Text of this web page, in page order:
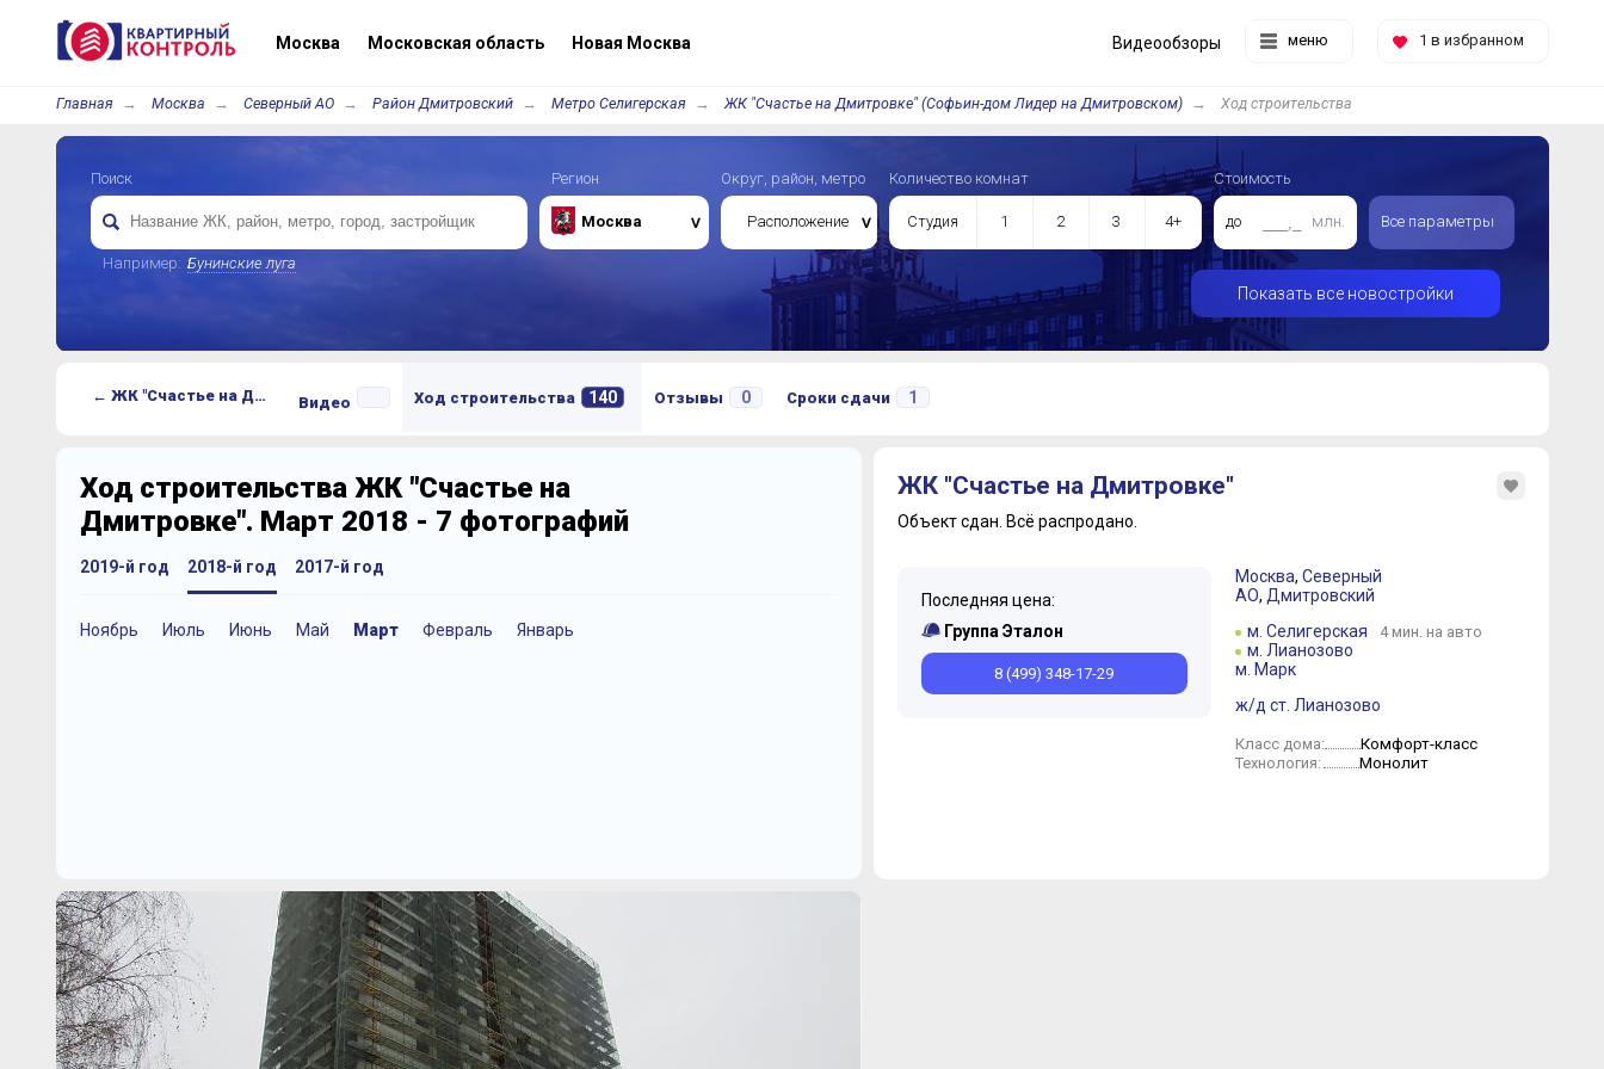
Москва Московская область Новая Москва меню 1 в избранном
Видеообзоры
Главная Москва Северный АО Район Дмитровский Метро Селигерская ЖК "Счастье на Дмитровке" (Софьин-дом Лидер на Дмитровском) Ход строительства
Поиск
Например: Бунинские луга
Регион
Москва
Округ, район, метро
Расположение
Количество комнат
Студия 1 2 3 4+
Стоимость
до млн. Все параметры
Показать все новостройки
← ЖК "Счастье на Дмитровке" Видео Ход строительства 140 Отзывы 0 Сроки сдачи 1
Ход строительства ЖК "Счастье на
Дмитровке". Март 2018 - 7 фотографий
2019-й год
Март Январь
2018-й год
Ноябрь Июль Июнь Май Март Февраль Январь
2017-й год
Декабрь Ноябрь Сентябрь Август Июль Июнь Май
ЖК "Счастье на Дмитровке"
Объект сдан. Всё распродано.
Последняя цена:
Группа Эталон
8 (499) 348-17-29
Москва, Северный
АО, Дмитровский
м. Селигерская
4 мин. на авто
м. Лианозово
м. Марк
ж/д ст. Лианозово
Класс дома: Комфорт-класс
Технология: Монолит